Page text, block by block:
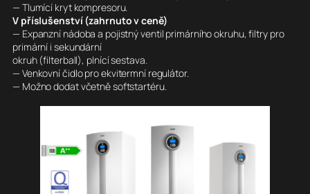
— Tlumící kryt kompresoru.
V příslušenství (zahrnuto v ceně)
— Expanzní nádoba a pojistný ventil primárního okruhu, filtry pro
primární i sekundární
okruh (filterball), plnící sestava.
— Venkovní čidlo pro ekvitermní regulátor.
— Možno dodat včetně softstartéru.